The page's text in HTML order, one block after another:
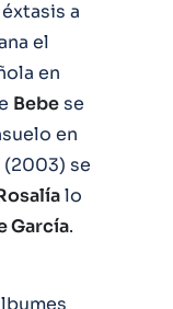
a
el
en
Bebese
en
(2003) se
lo
García.